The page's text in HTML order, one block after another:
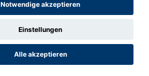
Notwendige akzeptieren
Einstellungen
Alle akzeptieren